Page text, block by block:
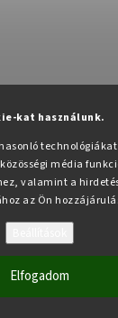
kat használunk.
média
valamint a
az Ön
Elfogadom
Pabex.hu. Minden jog
szerkesztése